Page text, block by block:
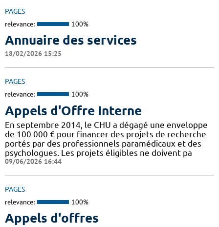
PAGES
relevance: 100%
Annuaire des services
18/02/2026 15:25
PAGES
relevance: 100%
Appels d'Offre Interne
En septembre 2014, le CHU a dégagé une enveloppe
de 100 000 € pour financer des projets de recherche
portés par des professionnels paramédicaux et des
psychologues. Les projets éligibles ne doivent pa
09/06/2026 16:44
PAGES
relevance: 100%
Appels d'offres